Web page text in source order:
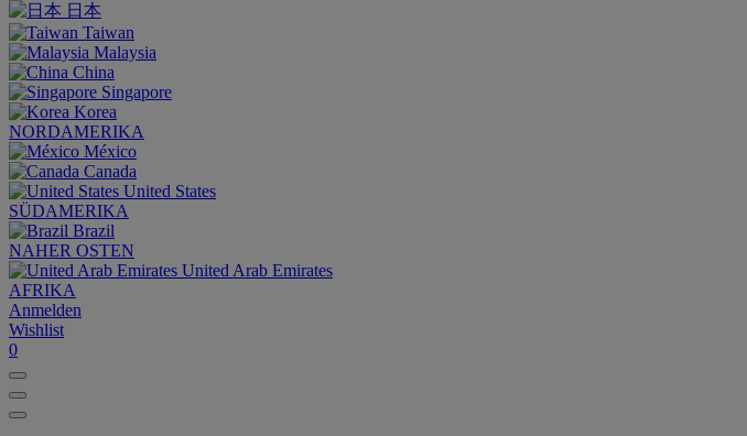
日本
Taiwan
Malaysia
China
Singapore
Korea
NORDAMERIKA
México
Canada
United States
SÜDAMERIKA
Brazil
NAHER OSTEN
United Arab Emirates
AFRIKA
Anmelden
Wishlist
0